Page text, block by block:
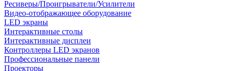
Ресиверы/Проигрыватели/Усилители
Видео-отображающее оборудование
LED экраны
Интерактивные столы
Интерактивные дисплеи
Контроллеры LED экранов
Профессиональные панели
Проекторы